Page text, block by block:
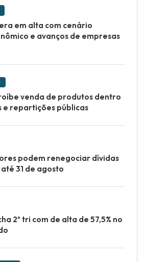
em alta com cenário
e avanços de empresas
venda de produtos dentro
e repartições públicas
podem renegociar dívidas
31 de agosto
2º tri com de alta de 57,5% no